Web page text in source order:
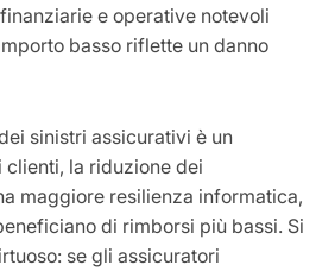
e operative notevoli
basso riflette un danno
sinistri assicurativi è un
la riduzione dei
maggiore resilienza informatica,
di rimborsi più bassi. Si
se gli assicuratori